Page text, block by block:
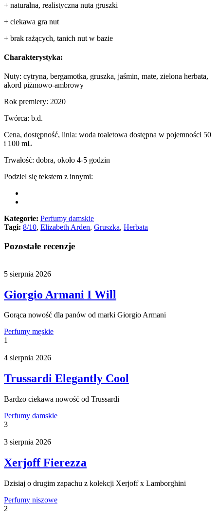
+ naturalna, realistyczna nuta gruszki
+ ciekawa gra nut
+ brak rażących, tanich nut w bazie
Charakterystyka:
Nuty: cytryna, bergamotka, gruszka, jaśmin, mate, zielona herbata,
akord piżmowo-ambrowy
Rok premiery: 2020
Twórca: b.d.
Cena, dostępność, linia: woda toaletowa dostępna w pojemności 50
i 100 mL
Trwałość: dobra, około 4-5 godzin
Podziel się tekstem z innymi:
Kategorie: Perfumy damskie
Tagi: 8/10, Elizabeth Arden, Gruszka, Herbata
Pozostałe recenzje
5 sierpnia 2026
Giorgio Armani I Will
Gorąca nowość dla panów od marki Giorgio Armani
Perfumy męskie
1
4 sierpnia 2026
Trussardi Elegantly Cool
Bardzo ciekawa nowość od Trussardi
Perfumy damskie
3
3 sierpnia 2026
Xerjoff Fierezza
Dzisiaj o drugim zapachu z kolekcji Xerjoff x Lamborghini
Perfumy niszowe
2